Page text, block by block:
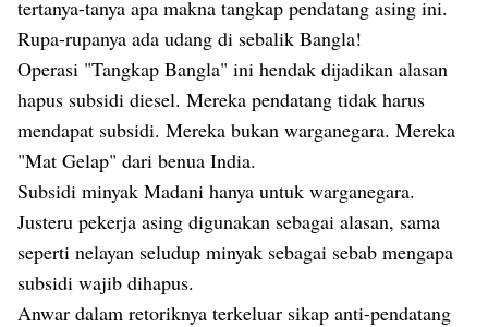
tertanya-tanya apa makna tangkap pendatang asing ini.
Rupa-rupanya ada udang di sebalik Bangla!
Operasi "Tangkap Bangla" ini hendak dijadikan alasan
hapus subsidi diesel. Mereka pendatang tidak harus
mendapat subsidi. Mereka bukan warganegara. Mereka
"Mat Gelap" dari benua India.
Subsidi minyak Madani hanya untuk warganegara.
Justeru pekerja asing digunakan sebagai alasan, sama
seperti nelayan seludup minyak sebagai sebab mengapa
subsidi wajib dihapus.
Anwar dalam retoriknya terkeluar sikap anti-pendatang